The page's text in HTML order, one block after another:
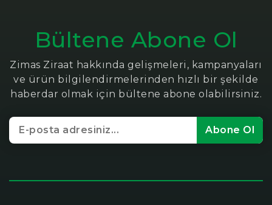
Bültene Abone Ol
Zimas Ziraat hakkında gelişmeleri, kampanyaları
ve ürün bilgilendirmelerinden hızlı bir şekilde
haberdar olmak için bültene abone olabilirsiniz.
Abone Ol